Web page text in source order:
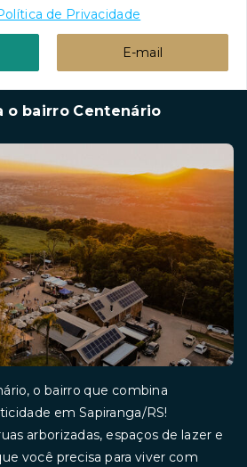
de Privacidade
E-mail
o bairro Centenário
o bairro que combina
em Sapiranga/RS!
arborizadas, espaços de lazer e
você precisa para viver com